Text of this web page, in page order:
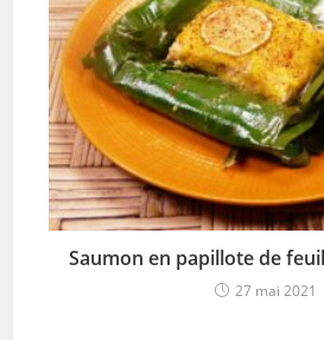
Saumon en papillote de
27 mai 2021